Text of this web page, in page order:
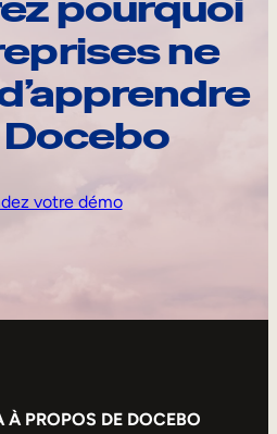
ne
votre démo
À PROPOS DE DOCEBO